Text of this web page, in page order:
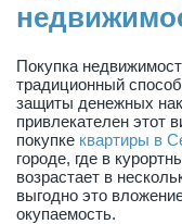
Покупка
традиционный
защиты денежных
привлекателен этот
покупке квартиры в
городе, где в
возрастает в
выгодно это
окупаемость.